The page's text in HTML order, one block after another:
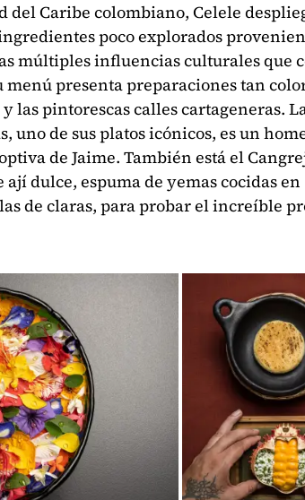
Caribe colombiano, Celele
poco explorados
múltiples influencias culturales que
menú presenta preparaciones tan
las pintorescas calles cartageneras.
uno de sus platos icónicos, es un
de Jaime. También está el
dulce, espuma de yemas cocidas en
de claras, para probar el increíble